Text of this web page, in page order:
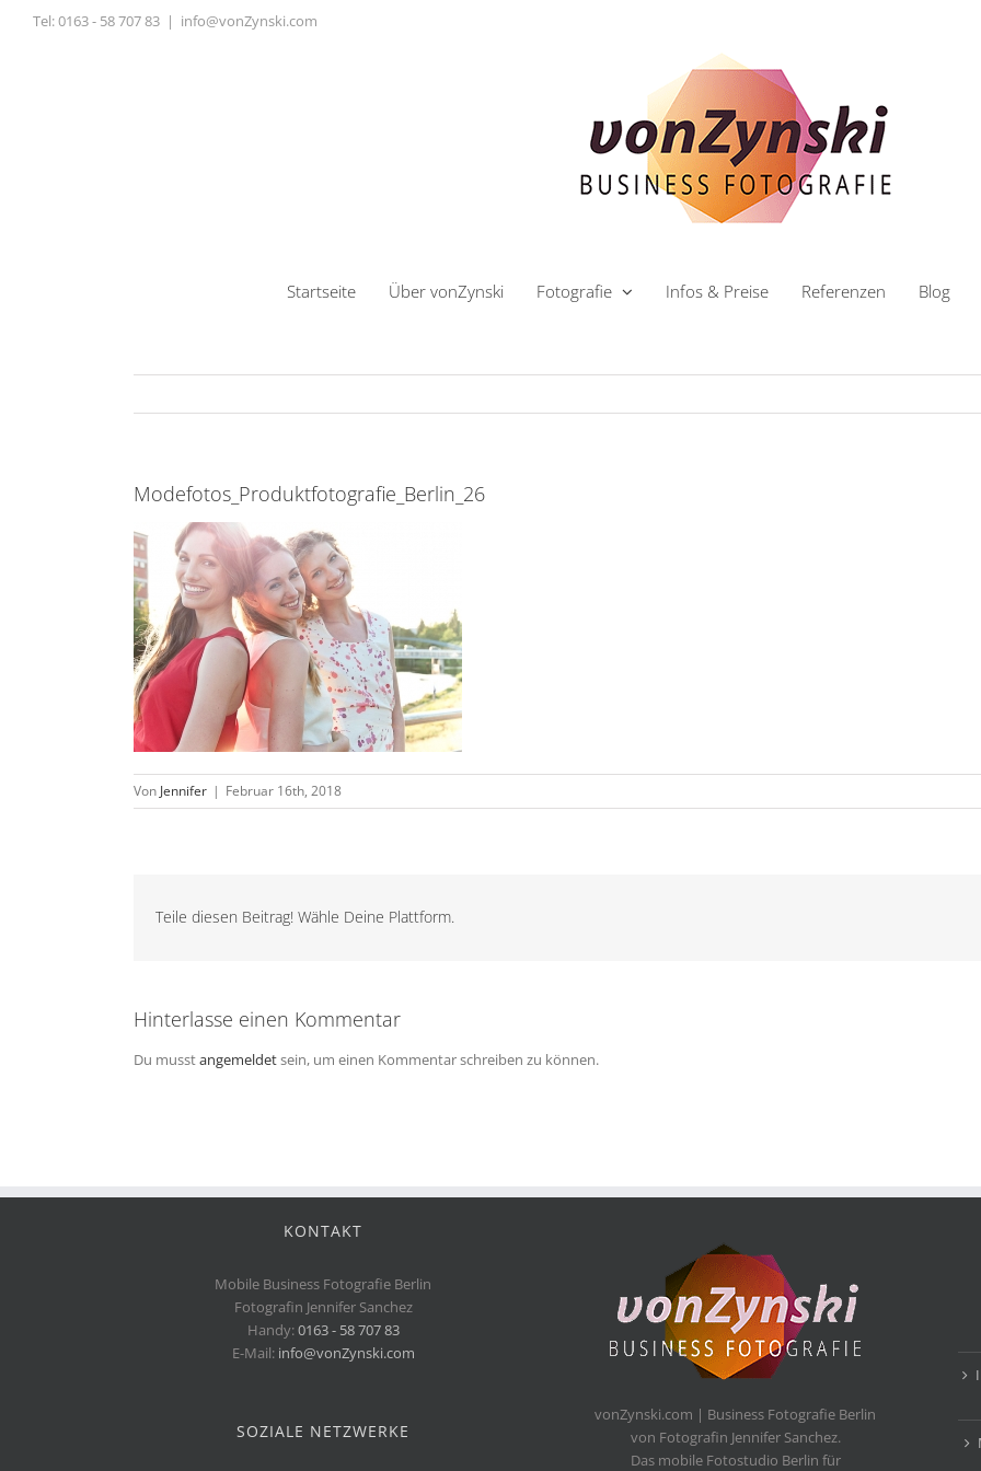
Inhalt
Tel:0163 - 58 707 83 | info@vonZynski.com
Startseite Über vonZynski Fotografie Infos & Preise Referenzen Blog
Modefotos_Produktfotografie_Berlin_26
Von Jennifer | Februar 16th, 2018
Teile diesen Beitrag! Wähle Deine Plattform.
Hinterlasse einen Kommentar
Du musstangemeldetsein, um einen Kommentar schreiben zu können.
KONTAKT
Mobile Business Fotografie Berlin
Fotografin Jennifer Sanchez
Handy:0163 - 58 707 83
E-Mail: info@vonZynski.com
SOZIALE NETZWERKE
vonZynski.com | Business Fotografie Berlin
von Fotografin Jennifer Sanchez.
Das mobile Fotostudio Berlin für